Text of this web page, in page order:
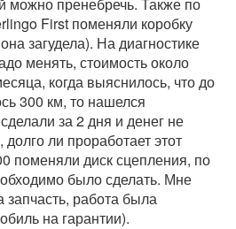
First поменяли коробку
загудела). На диагностике
менять, стоимость около
когда выяснилось, что до
300 км, то нашелся
за 2 дня и денег не
ли проработает этот
поменяли диск сцепления, по
было сделать. Мне
запчасть, работа была
на гарантии).